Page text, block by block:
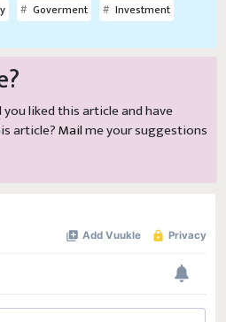
Goverment Investment
you liked this article and have
article?Mailme your suggestions